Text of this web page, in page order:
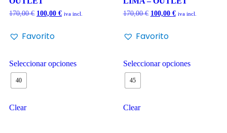
170,00€ 100,00 € iva incl.
Favorito
Seleccionar opciones
40
Clear
170,00€ 100,00 € iva incl.
Favorito
Seleccionar opciones
45
Clear